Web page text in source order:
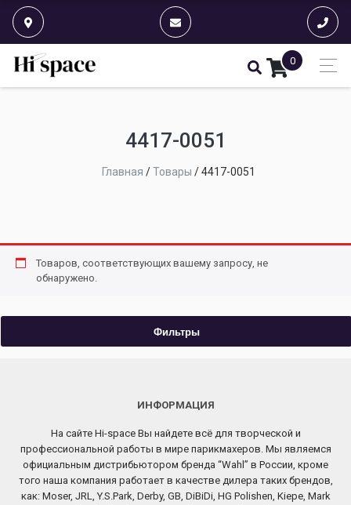
0
4417-0051
Главная /Товары /4417-0051
Товаров, соответствующих вашему запросу, не
обнаружено.
Фильтры
ИНФОРМАЦИЯ
На сайте Hi-space Вы найдете всё для творческой и
профессиональной работы в мире парикмахеров. Мы являемся
официальным дистрибьютором бренда “Wahl” в России, кроме
того наша компания работает в качестве дилера таких брендов,
как: Moser, JRL, Y.S.Park, Derby, GB, DiBiDi, HG Polishen, Kiepe, Mark